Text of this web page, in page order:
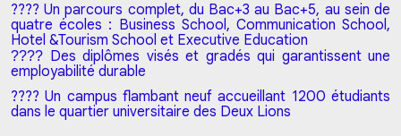
???? Un parcours complet, du Bac+3 au Bac+5, au sein de
quatre écoles : Business School, Communication School,
Hotel &Tourism School et Executive Education
???? Des diplômes visés et gradés qui garantissent une
employabilité durable
???? Un campus flambant neuf accueillant 1200 étudiants
dans le quartier universitaire des Deux Lions